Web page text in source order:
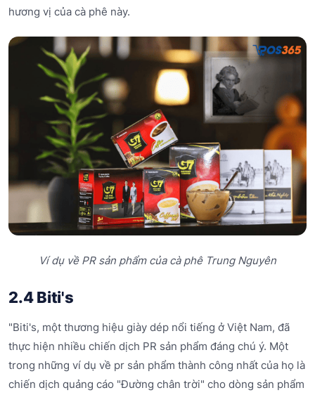
hương vị của cà phê này.
Ví dụ về PR sản phẩm của cà phê Trung Nguyên
2.4 Biti's
"Biti's, một thương hiệu giày dép nổi tiếng ở Việt Nam, đã
thực hiện nhiều chiến dịch PR sản phẩm đáng chú ý. Một
trong những ví dụ về pr sản phẩm thành công nhất của họ là
chiến dịch quảng cáo "Đường chân trời" cho dòng sản phẩm